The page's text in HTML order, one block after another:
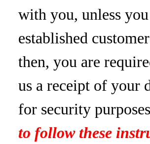
with you, unless
established
then, you are
us a receipt of your
for security
to follow these